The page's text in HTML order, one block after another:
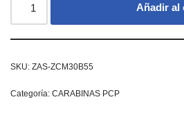
Añadir al
SKU: ZAS-ZCM30B55
Categoría: CARABINAS PCP